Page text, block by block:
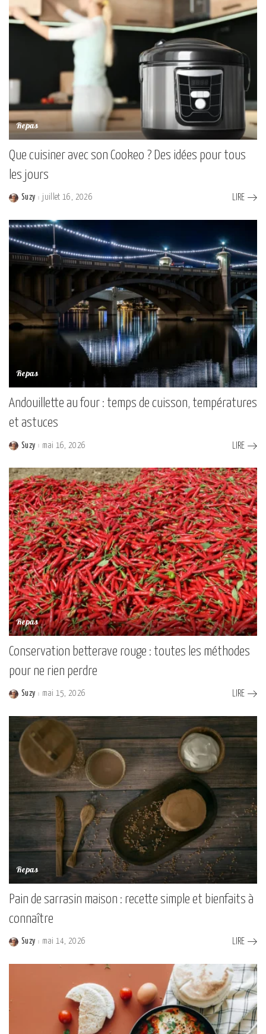
Repas
Que cuisiner avec son Cookeo ? Des idées pour tous
les jours
Posted
Suzy juillet 16, 2026 LIRE
Repas
Andouillette au four : temps de cuisson, températures
et astuces
Posted
Suzy mai 16, 2026 LIRE
Repas
Conservation betterave rouge : toutes les méthodes
pour ne rien perdre
Posted
Suzy mai 15, 2026 LIRE
Repas
Pain de sarrasin maison : recette simple et bienfaits à
connaître
Posted
Suzy mai 14, 2026 LIRE